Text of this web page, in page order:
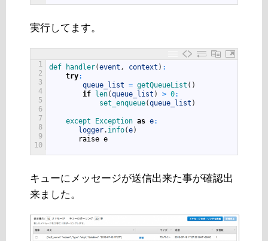
実行してます。
1
2
3
4
5
6
7
8
9
10
def handler(event , context ) :
try:
queue_list = getQueueList ( )
if
len(queue_list ) > 0:
set_enqueue(queue_list )
except Exception as e:
logger. info(e)
raise e
キューにメッセージが送信出来た事が確認出
来ました。